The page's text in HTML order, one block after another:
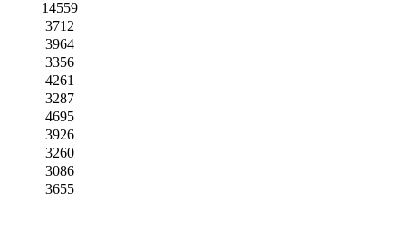
14559
3712
3964
3356
4261
3287
4695
3926
3260
3086
3655